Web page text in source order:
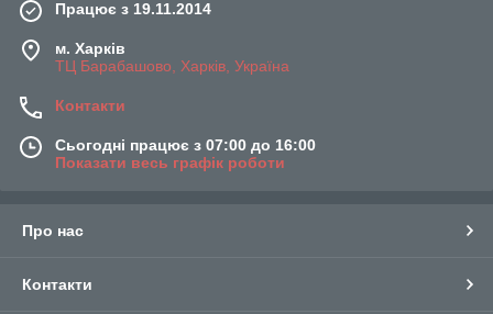
Працює з 19.11.2014
м. Харків
ТЦ Барабашово, Харків, Україна
Контакти
Сьогодні працює з 07:00 до 16:00
Показати весь графік роботи
Про нас
Контакти